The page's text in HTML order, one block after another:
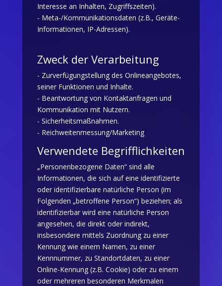
Interesse an Inhalten, Zugriffszeiten).
- Meta-/Kommunikationsdaten (z.B., Geräte-
Informationen, IP-Adressen).
Zweck der Verarbeitung
- Zurverfügungstellung des Onlineangebotes,
seiner Funktionen und Inhalte.
- Beantwortung von Kontaktanfragen und
Kommunikation mit Nutzern.
- Sicherheitsmaßnahmen.
- Reichweitenmessung/Marketing
Verwendete Begrifflichkeiten
„Personenbezogene Daten“ sind alle
Informationen, die sich auf eine identifizierte
oder identifizierbare natürliche Person (im
Folgenden „betroffene Person“) beziehen; als
identifizierbar wird eine natürliche Person
angesehen, die direkt oder indirekt,
insbesondere mittels Zuordnung zu einer
Kennung wie einem Namen, zu einer
Kennnummer, zu Standortdaten, zu einer
Online-Kennung (z.B. Cookie) oder zu einem
oder mehreren besonderen Merkmalen